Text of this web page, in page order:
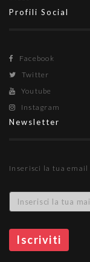
Profili Social
Facebook
Twitter
Youtube
Instagram
Newsletter
Inserisci la tua